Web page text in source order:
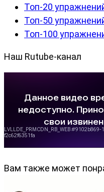
Топ-20
Топ-50
Топ-100
Наш Rutube-канал
Вам также может